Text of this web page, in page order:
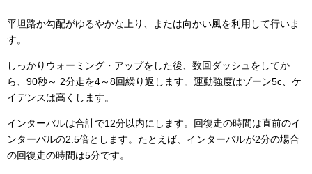
平坦路か勾配がゆるやかな上り、または向かい風を利用して行いま
す。
しっかりウォーミング・アップをした後、数回ダッシュをしてか
ら、90秒～ 2分走を4～8回繰り返します。運動強度はゾーン5c、ケ
イデンスは高くします。
インターバルは合計で12分以内にします。回復走の時間は直前のイ
ンターバルの2.5倍とします。たとえば、インターバルが2分の場合
の回復走の時間は5分です。